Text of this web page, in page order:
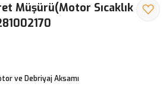
Müşürü(Motor Sıcaklık
ve Debriyaj Aksamı